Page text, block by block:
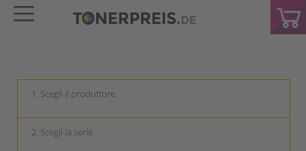
keyboard_arrow_down